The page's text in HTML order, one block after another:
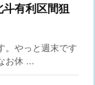
有利区間狙
。やっと週末です
お休 ...